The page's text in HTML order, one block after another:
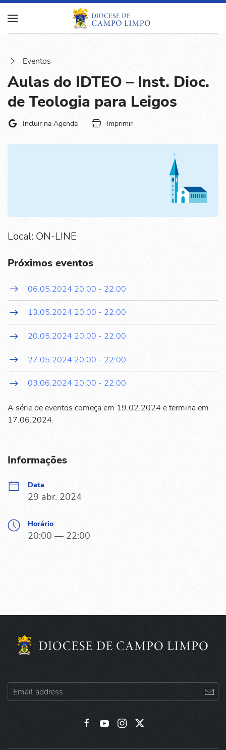
Eventos
Aulas do IDTEO – Inst. Dioc.
de Teologia para Leigos
Incluir na Agenda Imprimir
Local: ON-LINE
Próximos eventos
06.05.2024 20:00 - 22:00
13.05.2024 20:00 - 22:00
20.05.2024 20:00 - 22:00
27.05.2024 20:00 - 22:00
03.06.2024 20:00 - 22:00
A série de eventos começa em 19.02.2024 e termina em
17.06.2024.
Informações
Data
29 abr. 2024
Horário
20:00 — 22:00